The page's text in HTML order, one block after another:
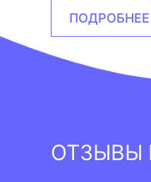
ПОДРОБНЕЕ
ОТЗЫВЫ